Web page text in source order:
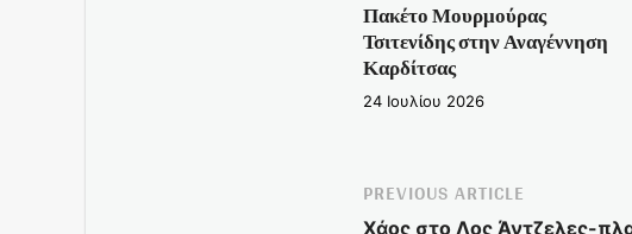
Πακέτο Μουρμούρας
Τσιτενίδης στην Αναγέννηση
Καρδίτσας
24 Ιουλίου 2026
PREVIOUS ARTICLE
Χάος στο Λος Άντζελες-